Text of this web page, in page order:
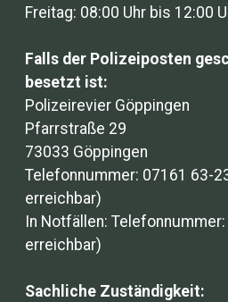
Freitag: 08:00 Uhr bis 12:00
Falls der Polizeiposten
besetzt ist:
Polizeirevier Göppingen
Pfarrstraße 29
73033 Göppingen
Telefonnummer: 07161 63-
erreichbar)
In Notfällen:
erreichbar)
Sachliche Zuständigkeit: